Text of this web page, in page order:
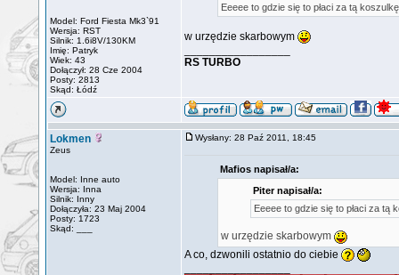
Model: Ford Fiesta Mk3`91
Wersja: RST
Silnik: 1.6i8V/130KM
Imię: Patryk
Wiek: 43
Dołączył: 28 Cze 2004
Posty: 2813
Skąd: Łódź
Eeeee to gdzie się to płaci za tą
w urzędzie skarbowym
RS TURBO
Lokmen
Zeus
Model: Inne auto
Wersja: Inna
Silnik: Inny
Dołączyła: 23 Maj 2004
Posty: 1723
Skąd: ___
Wysłany: 28 Paź 2011, 18:45
Mafios napisał/a:
Piter napisał/a:
Eeeee to gdzie się to płaci za tą
w urzędzie skarbowym
A co, dzwonili ostatnio do ciebie